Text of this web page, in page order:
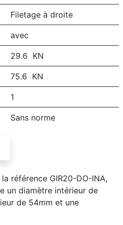
Filetage à droite
avec
29.6 KN
75.6 KN
1
Sans norme
référence GIR20-DO-INA,
un diamètre intérieur de
de 54mm et une